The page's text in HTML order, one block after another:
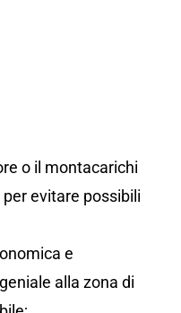
o il montacarichi
evitare possibili
e
alla zona di